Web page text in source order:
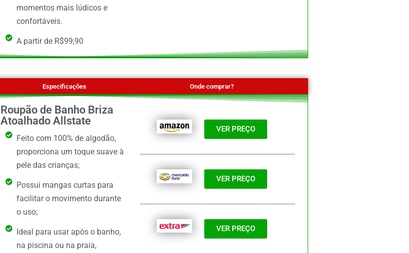
momentos mais lúdicos e
confortáveis.
A partir de R$99,90
Especificações Onde comprar?
Roupão de Banho Briza
Atoalhado Allstate
Feito com 100% de algodão,
proporciona um toque suave à
pele das crianças;
Possui mangas curtas para
facilitar o movimento durante
o uso;
Ideal para usar após o banho,
na piscina ou na praia,
VER PREÇO
VER PREÇO
VER PREÇO